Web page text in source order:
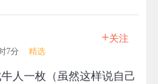
7分 精选
+关注
人一枚（虽然这样说自己